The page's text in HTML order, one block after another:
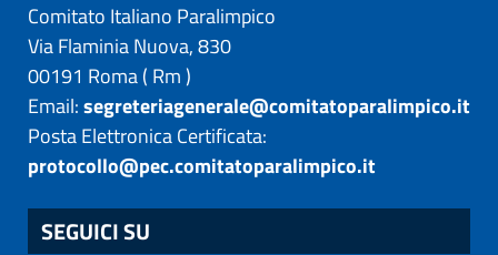
Comitato Italiano Paralimpico
Via Flaminia Nuova, 830
00191 Roma( Rm)
Email:segreteriagenerale@comitatoparalimpico.it
Posta Elettronica Certificata:
protocollo@pec.comitatoparalimpico.it
SEGUICI SU